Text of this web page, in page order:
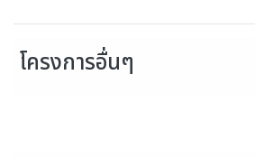
โครงการอื่นๆ